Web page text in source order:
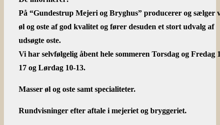
På “Gundestrup Mejeri og Bryghus” producerer og sælger
øl og oste af god kvalitet og fører desuden et stort udvalg af
udsøgte oste.
Vi har selvfølgelig åbent hele sommeren Torsdag og Fredag
17 og Lørdag 10-13.
Masser øl og oste samt specialiteter.
Rundvisninger efter aftale i mejeriet og bryggeriet.